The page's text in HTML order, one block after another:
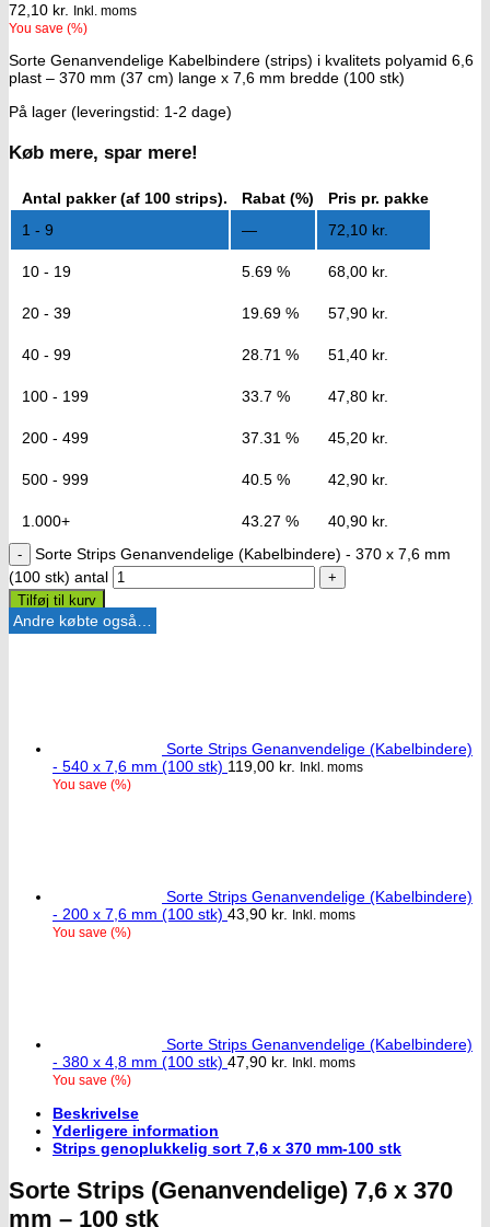
72,10 kr.
Inkl. moms
You save (%)
Sorte Genanvendelige Kabelbindere (strips) i kvalitets polyamid 6,6
plast – 370 mm (37 cm) lange x 7,6 mm bredde (100 stk)
På lager (leveringstid: 1-2 dage)
Køb mere, spar mere!
Antal pakker (af 100 strips). Rabat (%)
Pris pr. pakke
1 - 9
— 72,10 kr.
10 - 19 5.69 % 68,00 kr.
20 - 39 19.69 % 57,90 kr.
40 - 99 28.71 % 51,40 kr.
100 - 199 33.7 % 47,80 kr.
200 - 499 37.31 % 45,20 kr.
500 - 999 40.5 % 42,90 kr.
1.000+ 43.27 % 40,90 kr.
Sorte Strips Genanvendelige (Kabelbindere) - 370 x 7,6 mm
(100 stk) antal
Tilføj til kurv
Andre købte også…
Sorte Strips Genanvendelige (Kabelbindere)
- 540 x 7,6 mm (100 stk) 119,00 kr. Inkl. moms
You save (%)
Sorte Strips Genanvendelige (Kabelbindere)
- 200 x 7,6 mm (100 stk) 43,90 kr. Inkl. moms
You save (%)
Sorte Strips Genanvendelige (Kabelbindere)
- 380 x 4,8 mm (100 stk) 47,90 kr. Inkl. moms
You save (%)
Beskrivelse
Yderligere information
Strips genoplukkelig sort 7,6 x 370 mm-100 stk
Sorte Strips (Genanvendelige) 7,6 x 370
mm – 100 stk